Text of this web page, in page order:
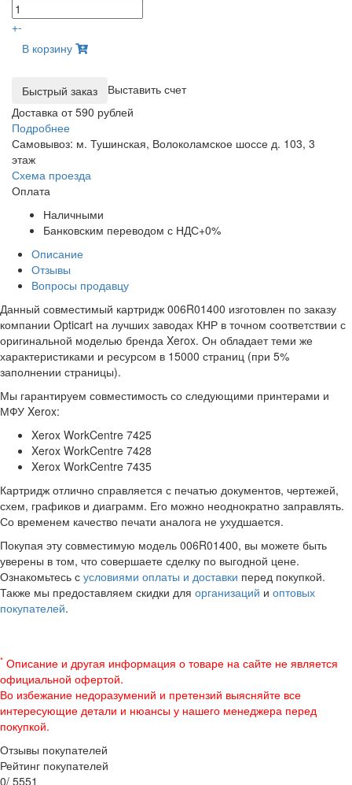
+-
В корзину
Выставить счет
Доставка от 590 рублей
Подробнее
Самовывоз: м. Тушинская, Волоколамское шоссе д. 103, 3
этаж
Схема проезда
Оплата
Наличными
Банковским переводом с НДС+0%
Описание
Отзывы
Вопросы продавцу
Данный совместимый картридж 006R01400 изготовлен по заказу
компании Opticart на лучших заводах КНР в точном соответствии с
оригинальной моделью бренда Xerox. Он обладает теми же
характеристиками и ресурсом в 15000 страниц (при 5%
заполнении страницы).
Мы гарантируем совместимость со следующими принтерами и
МФУ Xerox:
Xerox WorkCentre 7425
Xerox WorkCentre 7428
Xerox WorkCentre 7435
Картридж отлично справляется с печатью документов, чертежей,
схем, графиков и диаграмм. Его можно неоднократно заправлять.
Со временем качество печати аналога не ухудшается.
Покупая эту совместимую модель 006R01400, вы можете быть
уверены в том, что совершаете сделку по выгодной цене.
Ознакомьтесь с условиями оплаты и доставки перед покупкой.
Также мы предоставляем скидки для организаций и оптовых
покупателей.
* Описание и другая информация о товаре на сайте не является
официальной офертой.
Во избежание недоразумений и претензий выясняйте все
интересующие детали и нюансы у нашего менеджера перед
покупкой.
Отзывы покупателей
Рейтинг покупателей
0/ 5551